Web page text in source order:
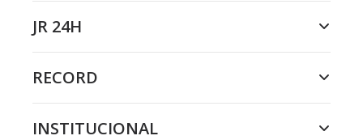
JR 24H
RECORD
INSTITUCIONAL